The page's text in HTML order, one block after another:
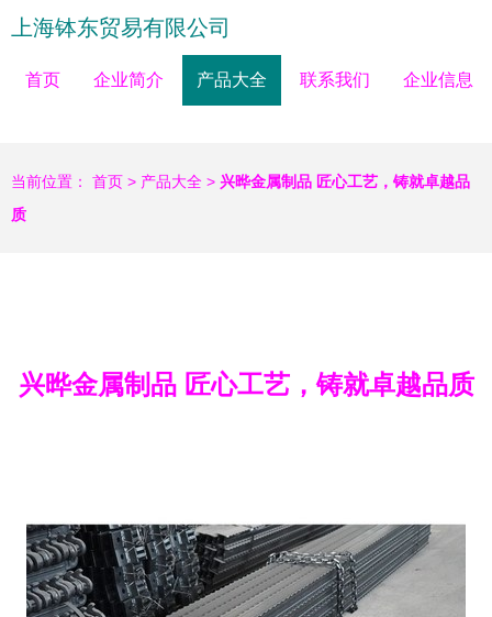
上海钵东贸易有限公司
首页 企业简介 产品大全 联系我们 企业信息
当前位置： 首页 > 产品大全 > 兴晔金属制品 匠心工艺，铸就卓越品
质
兴晔金属制品 匠心工艺，铸就卓越品质